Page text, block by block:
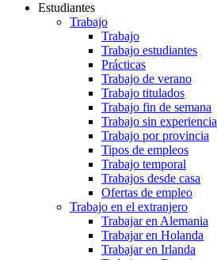
Estudiantes
Trabajo
Trabajo
Trabajo estudiantes
Prácticas
Trabajo de verano
Trabajo titulados
Trabajo fin de semana
Trabajo sin experiencia
Trabajo por provincia
Tipos de empleos
Trabajo temporal
Trabajos desde casa
Ofertas de empleo
Trabajo en el extranjero
Trabajar en Alemania
Trabajar en Holanda
Trabajar en Irlanda